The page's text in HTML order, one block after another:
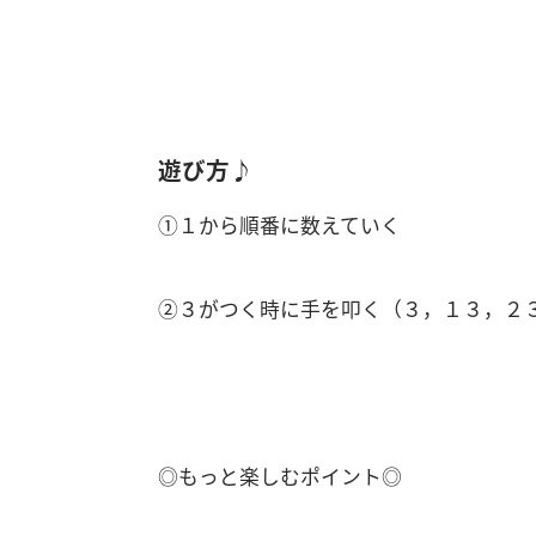
遊び方♪
①１から順番に数えていく
②３がつく時に手を叩く（３，１３，
◎もっと楽しむポイント◎